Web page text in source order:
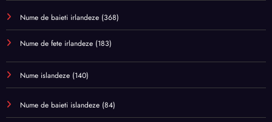
Nume de baieti irlandeze (368)
Nume de fete irlandeze (183)
Nume islandeze (140)
Nume de baieti islandeze (84)